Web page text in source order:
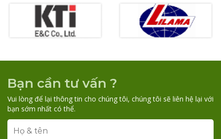
Bạn cần tư vấn ?
Vui lòng để lại thông tin cho chúng tôi, chúng tôi sẽ liên hệ lại với
bạn sớm nhất có thể.